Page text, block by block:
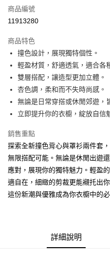
超商取貨付款
Apple Pay
街口支付
Google Pay
大哥付你分期
相關說明
1.本服務由台灣大哥大提供，台灣大
2.付款方式選擇「大哥付你分期」，
流程，驗證手機門號後，選擇欲分期
成交易。
3.實際核准額度、可分期數及費用金
4.訂單成立30分鐘內，如未前往確認
法說明評估內容。
2.透過簡訊連結打開帳單後，可選擇
帳／街口支付／iPASS MONEY」等通
AFTEE先享後付
相關說明
【關於「AFTEE先享後付」】
AFTEE先享後付是「在收到商品之後
便利好安心！
１．簡單：不需註冊會員、不需綁卡
２．便利：只要手機號碼，簡訊認證，
結帳頁面，進行簡訊認證並確認金額
付款後全家取貨
每筆NT$60，滿NT$1,600(含以上
商品編號
11913280
商品特色
撞色設計，展現獨特個性。
輕盈材質，舒適透氣，適合各
雙層搭配，讓造型更加立體。
杏色調，柔和而不失時尚感。
無論是日常穿搭或休閒郊遊，
立即提升你的衣櫥，綻放自信
銷售重點
探索全新撞色背心與罩衫兩件套
無限搭配可能。無論是休閒出遊
應對，展現你的獨特魅力。輕盈
適自在，細緻的剪裁更能襯托出
這份新潮與優雅成為你衣櫥中的必
詳細說明